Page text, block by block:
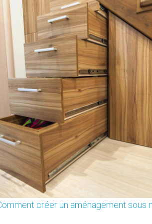
créer un aménagement sous